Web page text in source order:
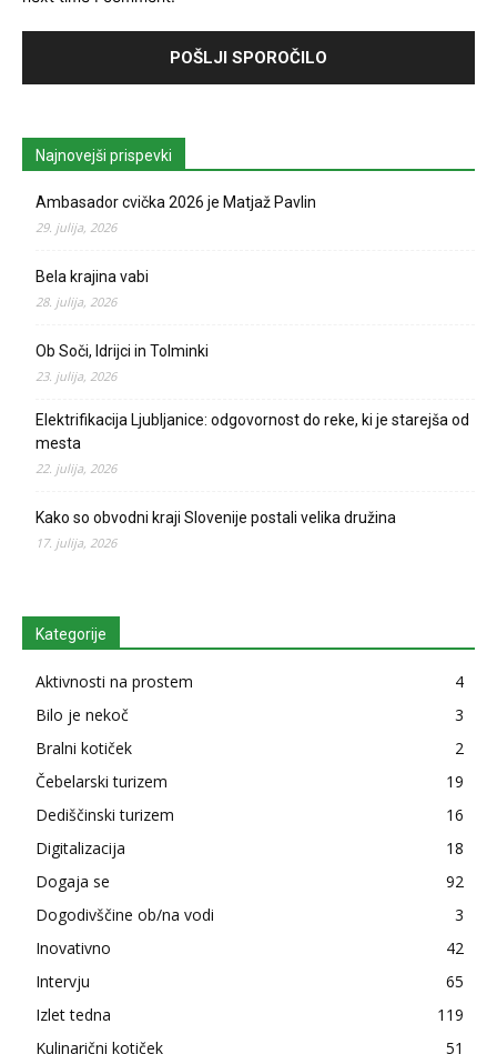
Najnovejši prispevki
Ambasador cvička 2026 je Matjaž Pavlin
29. julija, 2026
Bela krajina vabi
28. julija, 2026
Ob Soči, Idrijci in Tolminki
23. julija, 2026
Elektrifikacija Ljubljanice: odgovornost do reke, ki je starejša od
mesta
22. julija, 2026
Kako so obvodni kraji Slovenije postali velika družina
17. julija, 2026
Kategorije
Aktivnosti na prostem
4
Bilo je nekoč
3
Bralni kotiček
2
Čebelarski turizem
19
Dediščinski turizem
16
Digitalizacija
18
Dogaja se
92
Dogodivščine ob/na vodi
3
Inovativno
42
Intervju
65
Izlet tedna
119
Kulinarični kotiček
51